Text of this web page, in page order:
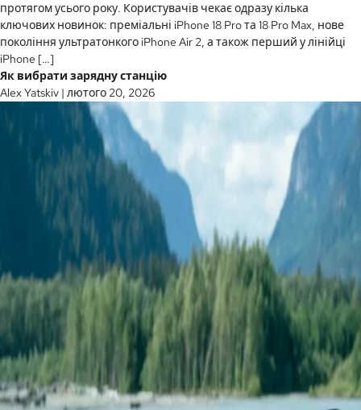
протягом усього року. Користувачів чекає одразу кілька
ключових новинок: преміальні iPhone 18 Pro та 18 Pro Max, нове
покоління ультратонкого iPhone Air 2, а також перший у лінійці
iPhone […]
Як вибрати зарядну станцію
Alex Yatskiv | лютого 20, 2026